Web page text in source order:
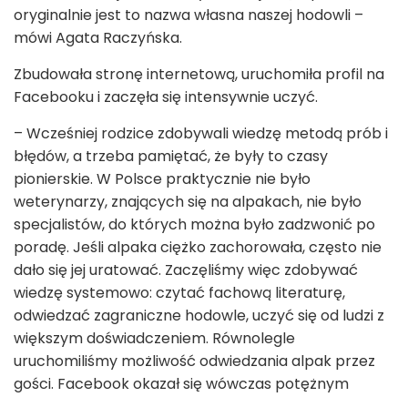
oryginalnie jest to nazwa własna naszej hodowli –
mówi Agata Raczyńska.
Zbudowała stronę internetową, uruchomiła profil na
Facebooku i zaczęła się intensywnie uczyć.
– Wcześniej rodzice zdobywali wiedzę metodą prób i
błędów, a trzeba pamiętać, że były to czasy
pionierskie. W Polsce praktycznie nie było
weterynarzy, znających się na alpakach, nie było
specjalistów, do których można było zadzwonić po
poradę. Jeśli alpaka ciężko zachorowała, często nie
dało się jej uratować. Zaczęliśmy więc zdobywać
wiedzę systemowo: czytać fachową literaturę,
odwiedzać zagraniczne hodowle, uczyć się od ludzi z
większym doświadczeniem. Równolegle
uruchomiliśmy możliwość odwiedzania alpak przez
gości. Facebook okazał się wówczas potężnym